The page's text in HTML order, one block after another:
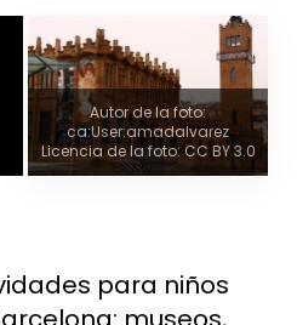
Autor de la foto:
ca:User:amadalvarez
Licencia de la foto: CC BY 3.0
para niños